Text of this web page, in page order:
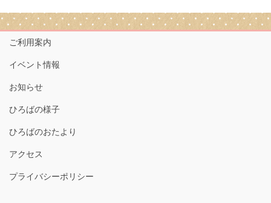
ご利用案内
イベント情報
お知らせ
ひろばの様子
ひろばのおたより
アクセス
プライバシーポリシー